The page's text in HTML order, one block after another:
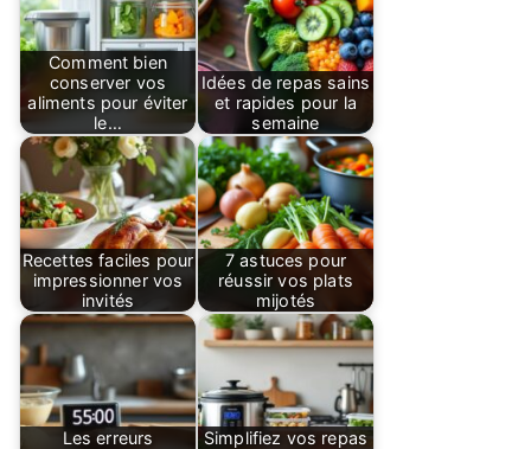
Comment bien
conserver vos
aliments pour éviter
le…
Idées de repas sains
et rapides pour la
semaine
Recettes faciles pour
impressionner vos
invités
7 astuces pour
réussir vos plats
mijotés
Les erreurs
Simplifiez vos repas